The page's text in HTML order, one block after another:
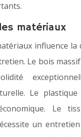
matériaux
influence la
Le bois
Le
Le
un